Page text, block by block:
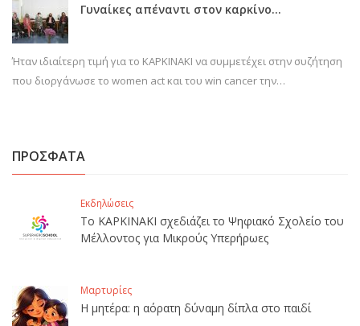
Γυναίκες απέναντι στον καρκίνο…
Ήταν ιδιαίτερη τιμή για το ΚΑΡΚΙΝΑΚΙ να συμμετέχει στην συζήτηση
που διοργάνωσε το women act και του win cancer την…
ΠΡΟΣΦΑΤΑ
Εκδηλώσεις
Το ΚΑΡΚΙΝΑΚΙ σχεδιάζει το Ψηφιακό Σχολείο του
Μέλλοντος για Μικρούς Υπερήρωες
Μαρτυρίες
Η μητέρα: η αόρατη δύναμη δίπλα στο παιδί